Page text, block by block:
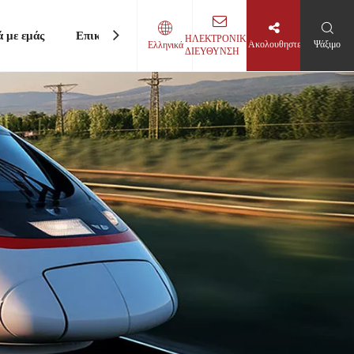
με εμάς Επικοινωνήστε μαζί μας
Ελληνικά
ΗΛΕΚΤΡΟΝΙΚΗ
ΔΙΕΥΘΥΝΣΗ
Ακολουθηστε Ψάξιμο